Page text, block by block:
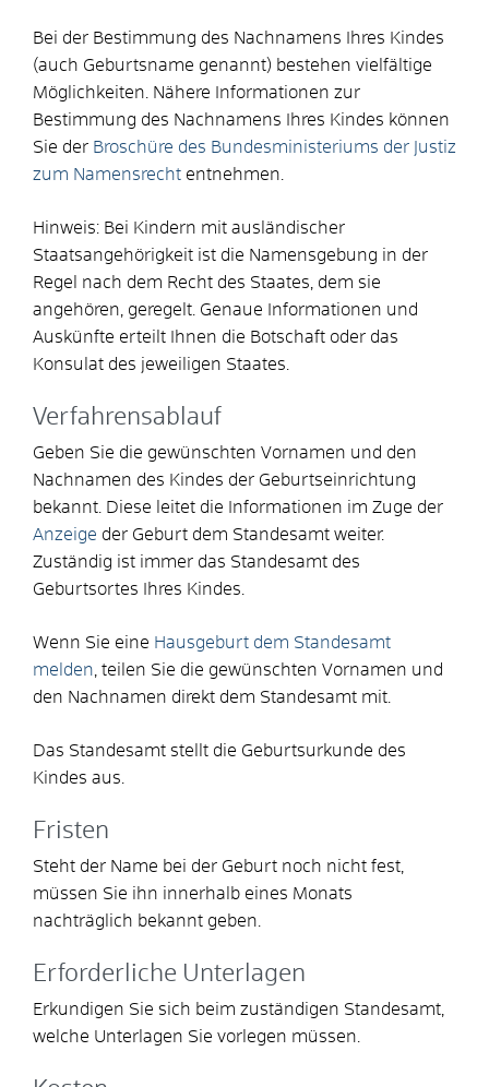
Bei der Bestimmung des Nachnamens Ihres Kindes
(auch Geburtsname genannt) bestehen vielfältige
Möglichkeiten. Nähere Informationen zur
Bestimmung des Nachnamens Ihres Kindes können
Sie der Broschüre des Bundesministeriums der Justiz
zum Namensrecht entnehmen.
Hinweis: Bei Kindern mit ausländischer
Staatsangehörigkeit ist die Namensgebung in der
Regel nach dem Recht des Staates, dem sie
angehören, geregelt. Genaue Informationen und
Auskünfte erteilt Ihnen die Botschaft oder das
Konsulat des jeweiligen Staates.
Verfahrensablauf
Geben Sie die gewünschten Vornamen und den
Nachnamen des Kindes der Geburtseinrichtung
bekannt. Diese leitet die Informationen im Zuge der
Anzeige der Geburt dem Standesamt weiter.
Zuständig ist immer das Standesamt des
Geburtsortes Ihres Kindes.
Wenn Sie eine Hausgeburt dem Standesamt
melden , teilen Sie die gewünschten Vornamen und
den Nachnamen direkt dem Standesamt mit.
Das Standesamt stellt die Geburtsurkunde des
Kindes aus.
Fristen
Steht der Name bei der Geburt noch nicht fest,
müssen Sie ihn innerhalb eines Monats
nachträglich bekannt geben.
Erforderliche Unterlagen
Erkundigen Sie sich beim zuständigen Standesamt,
welche Unterlagen Sie vorlegen müssen.